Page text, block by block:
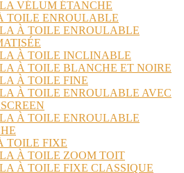
VÉLUM ÉTANCHE
TOILE ENROULABLE
À TOILE ENROULABLE
À TOILE INCLINABLE
À TOILE BLANCHE ET NOIRE
À TOILE FINE
À TOILE ENROULABLE AVEC
À TOILE ENROULABLE
TOILE FIXE
À TOILE ZOOM TOIT
À TOILE FIXE CLASSIQUE